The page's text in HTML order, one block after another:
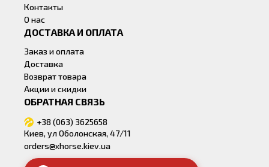
Контакты
О нас
ДОСТАВКА И ОПЛАТА
Заказ и оплата
Доставка
Возврат товара
Акции и скидки
ОБРАТНАЯ СВЯЗЬ
+38 (063) 3625658
Киев, ул Оболонская, 47/11
orders@xhorse.kiev.ua